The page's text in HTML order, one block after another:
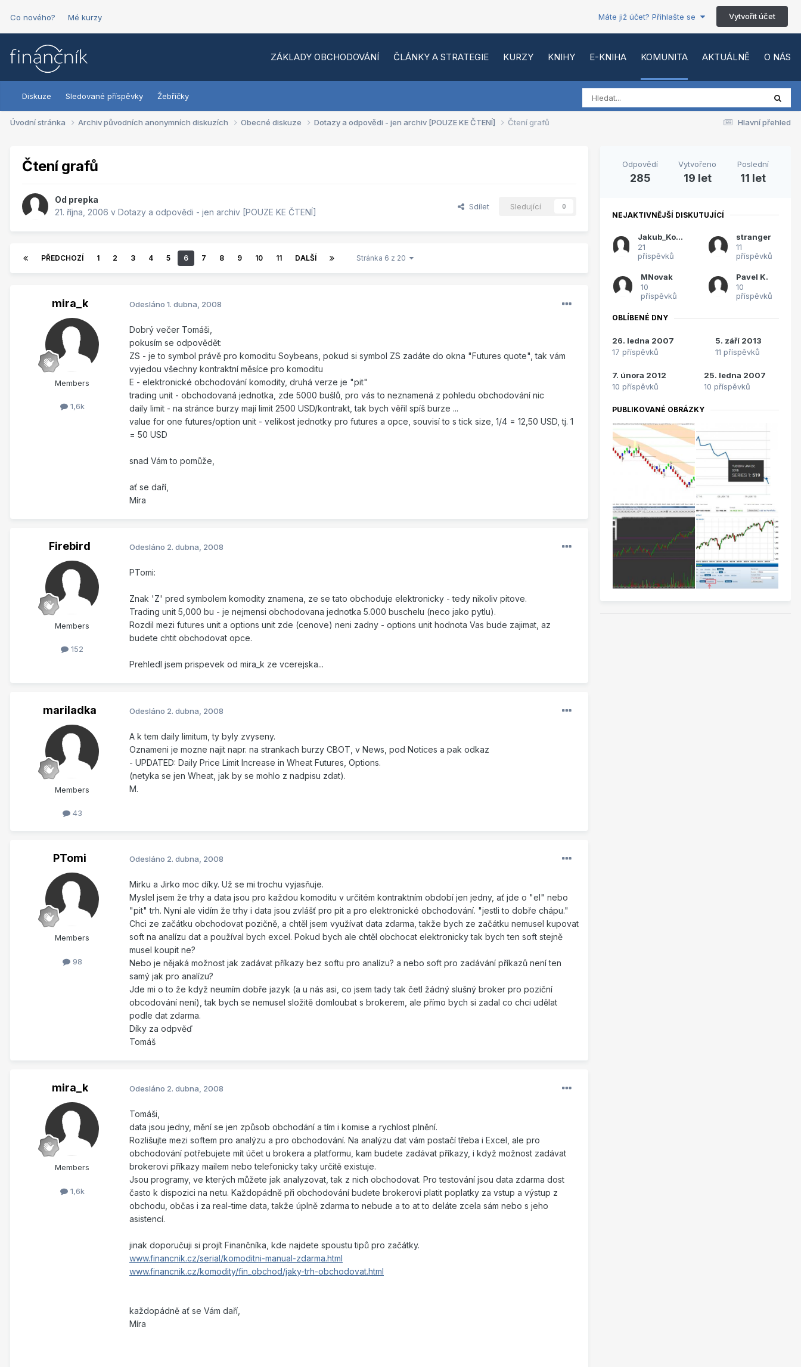
Co nového? Mé kurzy Máte již účet? Přihlašte se Vytvořit účet
ZÁKLADY OBCHODOVÁNÍ ČLÁNKY A STRATEGIE KURZY KNIHY E-KNIHA KOMUNITA AKTUÁLNĚ O NÁS
Diskuze Sledované příspěvky Žebříčky
Hlavní přehled
Úvodní stránka Archiv původních anonymních diskuzích Obecné diskuze Dotazy a odpovědi - jen archiv [POUZE KE ČTENÍ] Čtení grafů
Čtení grafů
Od prepka
21. října, 2006 v Dotazy a odpovědi - jen archiv [POUZE KE ČTENÍ]
Sdílet Sledující 0
PŘEDCHOZÍ 1 2 3 4 5 6 7 8 9 10 11 DALŠÍ Stránka 6 z 20
mira_k
Members
1,6k
Odesláno 1. dubna, 2008
Dobrý večer Tomáši,
pokusím se odpovědět:
ZS - je to symbol právě pro komoditu Soybeans, pokud si symbol ZS zadáte do okna "Futures quote", tak vám
vyjedou všechny kontraktní měsíce pro komoditu
E - elektronické obchodování komodity, druhá verze je "pit"
trading unit - obchodovaná jednotka, zde 5000 bušlů, pro vás to neznamená z pohledu obchodování nic
daily limit - na stránce burzy mají limit 2500 USD/kontrakt, tak bych věřil spíš burze ...
value for one futures/option unit - velikost jednotky pro futures a opce, souvisí to s tick size, 1/4 = 12,50 USD, tj. 1
= 50 USD
snad Vám to pomůže,
ať se daří,
Míra
Firebird
Members
152
Odesláno 2. dubna, 2008
PTomi:
Znak 'Z' pred symbolem komodity znamena, ze se tato obchoduje elektronicky - tedy nikoliv pitove.
Trading unit 5,000 bu - je nejmensi obchodovana jednotka 5.000 buschelu (neco jako pytlu).
Rozdil mezi futures unit a options unit zde (cenove) neni zadny - options unit hodnota Vas bude zajimat, az
budete chtit obchodovat opce.
Prehledl jsem prispevek od mira_k ze vcerejska...
mariladka
Members
43
Odesláno 2. dubna, 2008
A k tem daily limitum, ty byly zvyseny.
Oznameni je mozne najit napr. na strankach burzy CBOT, v News, pod Notices a pak odkaz
- UPDATED: Daily Price Limit Increase in Wheat Futures, Options.
(netyka se jen Wheat, jak by se mohlo z nadpisu zdat).
M.
PTomi
Members
98
Odesláno 2. dubna, 2008
Mirku a Jirko moc díky. Už se mi trochu vyjasňuje.
Myslel jsem že trhy a data jsou pro každou komoditu v určitém kontraktním období jen jedny, ať jde o "el" nebo
"pit" trh. Nyní ale vidím že trhy i data jsou zvlášť pro pit a pro elektronické obchodování. "jestli to dobře chápu."
Chci ze začátku obchodovat pozičně, a chtěl jsem využívat data zdarma, takže bych ze začátku nemusel kupovat
soft na analízu dat a používal bych excel. Pokud bych ale chtěl obchocat elektronicky tak bych ten soft stejně
musel koupit ne?
Nebo je nějaká možnost jak zadávat příkazy bez softu pro analízu? a nebo soft pro zadávání příkazů není ten
samý jak pro analízu?
Jde mi o to že když neumím dobře jazyk (a u nás asi, co jsem tady tak četl žádný slušný broker pro poziční
obcodování není), tak bych se nemusel složitě domloubat s brokerem, ale přímo bych si zadal co chci udělat
podle dat zdarma.
Díky za odpvěď
Tomáš
mira_k
Members
1,6k
Odesláno 2. dubna, 2008
Tomáši,
data jsou jedny, mění se jen způsob obchodání a tím i komise a rychlost plnění.
Rozlišujte mezi softem pro analýzu a pro obchodování. Na analýzu dat vám postačí třeba i Excel, ale pro
obchodování potřebujete mít účet u brokera a platformu, kam budete zadávat příkazy, i když možnost zadávat
brokerovi příkazy mailem nebo telefonicky taky určitě existuje.
Jsou programy, ve kterých můžete jak analyzovat, tak z nich obchodovat. Pro testování jsou data zdarma dost
často k dispozici na netu. Každopádně při obchodování budete brokerovi platit poplatky za vstup a výstup z
obchodu, občas i za real-time data, takže úplně zdarma to nebude a to at to deláte zcela sám nebo s jeho
asistencí.
jinak doporučuji si projít Finančníka, kde najdete spoustu tipů pro začátky.
www.financnik.cz/serial/komoditni-manual-zdarma.html
www.financnik.cz/komodity/fin_obchod/jaky-trh-obchodovat.html
každopádně ať se Vám daří,
Míra
Odpovědí
285
Vytvořeno
19 let
Poslední
11 let
NEJAKTIVNĚJŠÍ DISKUTUJÍCÍ
Jakub_Kovarik
21
příspěvků
stranger
11
příspěvků
MNovak
10
příspěvků
Pavel K.
10
příspěvků
OBLÍBENÉ DNY
26. ledna 2007
17 příspěvků
5. září 2013
11 příspěvků
7. února 2012
10 příspěvků
25. ledna 2007
10 příspěvků
PUBLIKOVANÉ OBRÁZKY